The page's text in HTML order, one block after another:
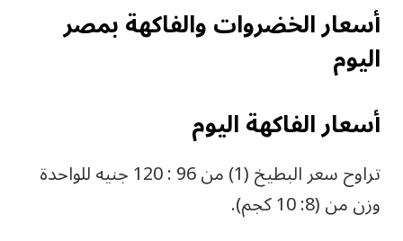
أسعار الخضروات والفاكهة بمصر
اليوم
أسعار الفاكهة اليوم
تراوح سعر البطيخ (1) من 96 : 120 جنيه للواحدة
وزن من (8: 10 كجم).